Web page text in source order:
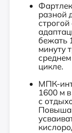
разной
бежать
минуту
цикле.
МПК-
1600 м
с